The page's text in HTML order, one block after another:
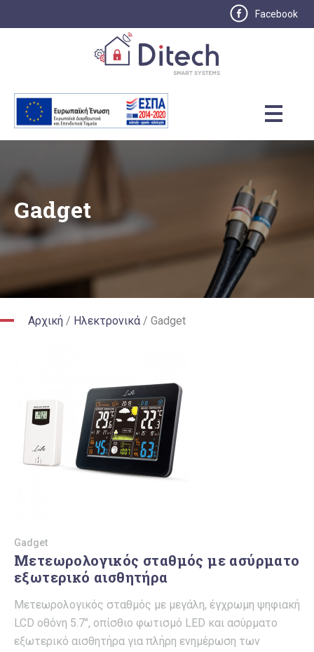
Facebook
Gadget
Αρχική / Ηλεκτρονικά / Gadget
Gadget
Μετεωρολογικός σταθμός με ασύρματο
εξωτερικό αισθητήρα
Μετεωρολογικός σταθμός με μεγάλη, έγχρωμη ψηφιακή
LCD οθόνη 5.7″, οπίσθιο φωτισμό LED και ασύρματο
εξωτερικό αισθητήρα για πλήρη ενημέρωση των